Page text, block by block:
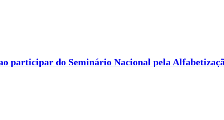
participar do Seminário Nacional pela